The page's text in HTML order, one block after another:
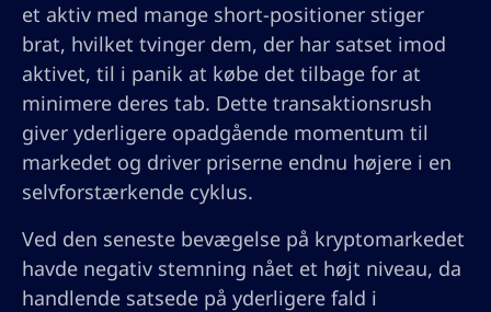
et aktiv med mange short-positioner stiger
brat, hvilket tvinger dem, der har satset imod
aktivet, til i panik at købe det tilbage for at
minimere deres tab. Dette transaktionsrush
giver yderligere opadgående momentum til
markedet og driver priserne endnu højere i en
selvforstærkende cyklus.
Ved den seneste bevægelse på kryptomarkedet
havde negativ stemning nået et højt niveau, da
handlende satsede på yderligere fald i